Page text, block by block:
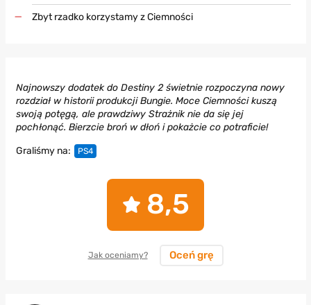
Zbyt rzadko korzystamy z Ciemności
Najnowszy dodatek do Destiny 2 świetnie rozpoczyna nowy
rozdział w historii produkcji Bungie. Moce Ciemności kuszą
swoją potęgą, ale prawdziwy Strażnik nie da się jej
pochłonąć. Bierzcie broń w dłoń i pokażcie co potraficie!
Graliśmy na:
PS4
8,5
Jak oceniamy? Oceń grę